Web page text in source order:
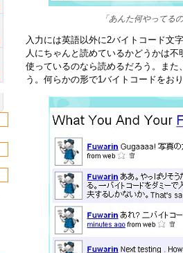
「あんた何やってる
入力には英語以外に2バイトコード文
人にちゃんと読めているかどうかは
使っているのなら読めるだろう。ま
う。何らかの形で1バイトコードをお